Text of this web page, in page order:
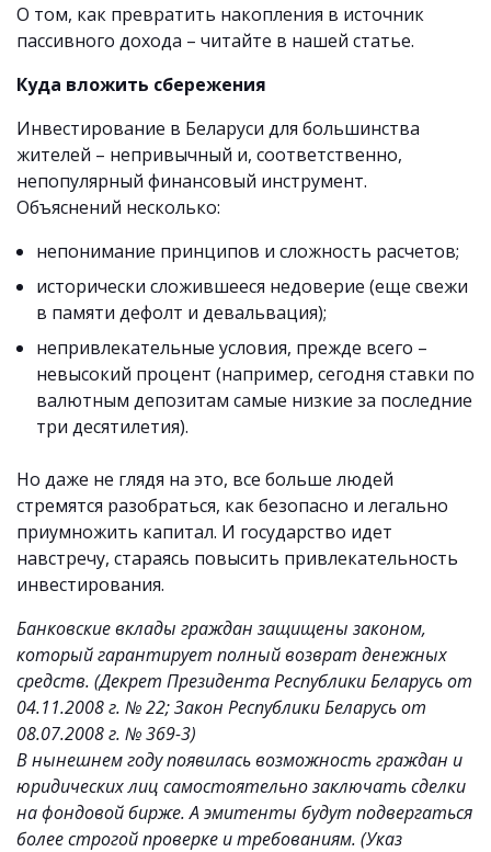
О том, как превратить накопления в источник
пассивного дохода – читайте в нашей статье.
Куда вложить сбережения
Инвестирование в Беларуси для большинства
жителей – непривычный и, соответственно,
непопулярный финансовый инструмент.
Объяснений несколько:
непонимание принципов и сложность расчетов;
исторически сложившееся недоверие (еще свежи
в памяти дефолт и девальвация);
непривлекательные условия, прежде всего –
невысокий процент (например, сегодня ставки по
валютным депозитам самые низкие за последние
три десятилетия).
Но даже не глядя на это, все больше людей
стремятся разобраться, как безопасно и легально
приумножить капитал. И государство идет
навстречу, стараясь повысить привлекательность
инвестирования.
Банковские вклады граждан защищены законом,
который гарантирует полный возврат денежных
средств. (Декрет Президента Республики Беларусь от
04.11.2008 г. № 22; Закон Республики Беларусь от
08.07.2008 г. № 369-3)
В нынешнем году появилась возможность граждан и
юридических лиц самостоятельно заключать сделки
на фондовой бирже. А эмитенты будут подвергаться
более строгой проверке и требованиям. (Указ